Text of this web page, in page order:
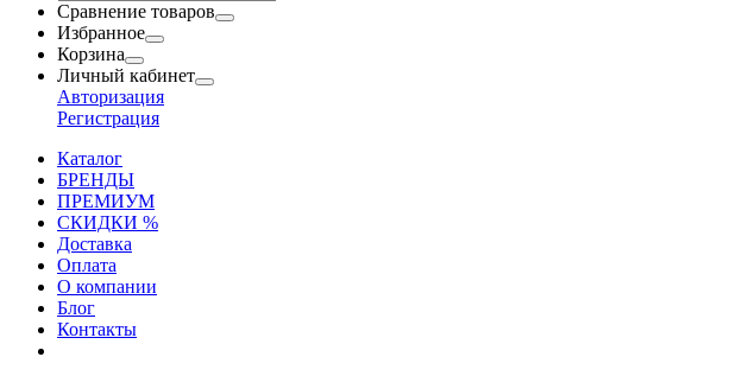
Сравнение товаров
Избранное
Корзина
Личный кабинет
Авторизация
Регистрация
Каталог
БРЕНДЫ
ПРЕМИУМ
СКИДКИ %
Доставка
Оплата
О компании
Блог
Контакты